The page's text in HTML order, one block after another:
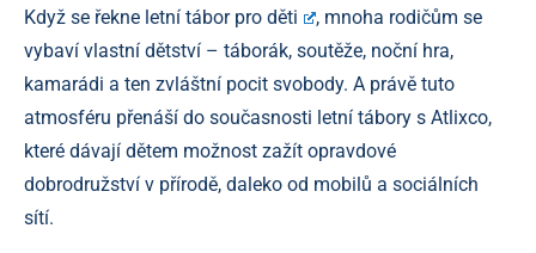
Když se řekne letní tábor pro děti
, mnoha rodičům se
vybaví vlastní dětství – táborák, soutěže, noční hra,
kamarádi a ten zvláštní pocit svobody. A právě tuto
atmosféru přenáší do současnosti letní tábory s Atlixco,
které dávají dětem možnost zažít opravdové
dobrodružství v přírodě, daleko od mobilů a sociálních
sítí.